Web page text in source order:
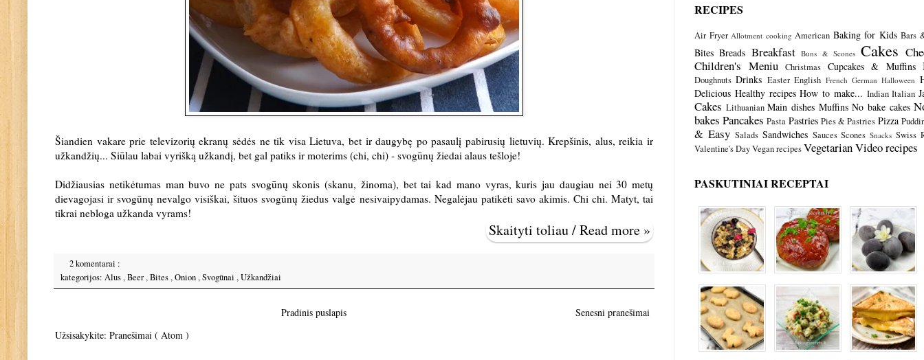
Šiandien vakare prie televizorių ekranų sėdės ne tik visa Lietuva, bet ir daugybę po pasaulį pabirusių lietuvių. Krepšinis, alus, reikia ir
užkandžių... Siūlau labai vyrišką užkandį, bet gal patiks ir moterims (chi, chi) - svogūnų žiedai alaus tešloje!
Didžiausias netikėtumas man buvo ne pats svogūnų skonis (skanu, žinoma), bet tai kad mano vyras, kuris jau daugiau nei 30 metų
dievagojasi ir svogūnų nevalgo visiškai, šituos svogūnų žiedus valgė nesivaipydamas. Negalėjau patikėti savo akimis. Chi chi. Matyt, tai
tikrai nebloga užkanda vyrams!
Skaityti toliau / Read more »
2 komentarai :
kategorijos: Alus,Beer,Bites,Onion,Svogūnai ,Užkandžiai
Senesni pranešimai
Pradinis puslapis
Užsisakykite: Pranešimai ( Atom )
RECIPES
Air Fryer Allotment cooking American Baking for Kids Bars
Bites Breads Breakfast Buns & Scones Cakes
Children's Meniu
Christmas Cupcakes & Muffins
Doughnuts Drinks Easter English French German Halloween
Delicious Healthy recipes How to make... Indian Italian
Cakes Lithuanian Main dishes Muffins No bake cakes
bakes Pancakes Pasta Pastries Pies & Pastries Pizza
& Easy Salads Sandwiches Sauces Scones Snacks Swiss
Valentine's DayVegan recipesVegetarianVideo recipes
PASKUTINIAI RECEPTAI